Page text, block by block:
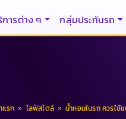
การต่าง ๆ กลุ่มประกันรถ
แรก » ไลฟ์สไตล์ » น้ำหอมในรถ ควรใช้